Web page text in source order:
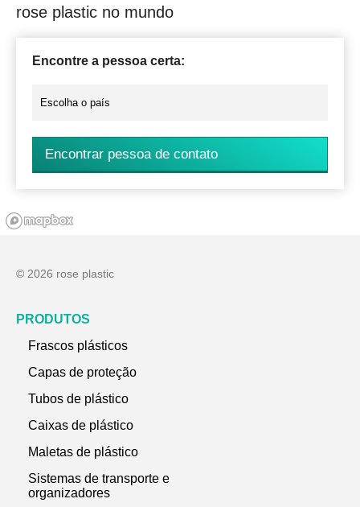
rose plastic no mundo
Encontre a pessoa certa:
Encontrar pessoa de contato
© 2026 rose plastic
PRODUTOS
Frascos plásticos
Capas de proteção
Tubos de plástico
Caixas de plástico
Maletas de plástico
Sistemas de transporte e
organizadores